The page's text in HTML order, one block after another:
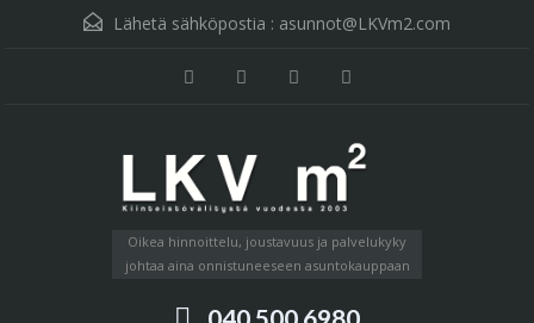
Lähetä sähköpostia : asunnot@LKVm2.com
Oikea hinnoittelu, joustavuus ja palvelukyky
johtaa aina onnistuneeseen asuntokauppaan
040 500 6980